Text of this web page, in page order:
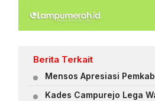
Berita Terkait
Mensos Apresiasi
Kades Campurejo Lega